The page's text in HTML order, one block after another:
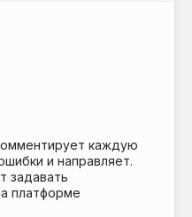
каждую
и направляет.
задавать
платформе